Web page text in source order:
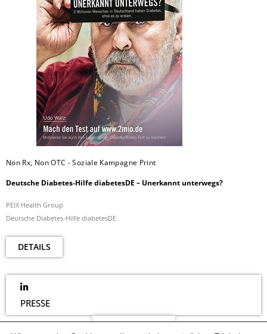
Non Rx, Non OTC - Soziale Kampagne Print
Deutsche Diabetes-Hilfe diabetesDE – Unerkannt unterwegs?
PEIX Health Group
Deutsche Diabetes-Hilfe diabetesDE
DETAILS
PRESSE